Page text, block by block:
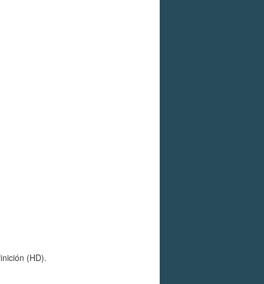
(HD).